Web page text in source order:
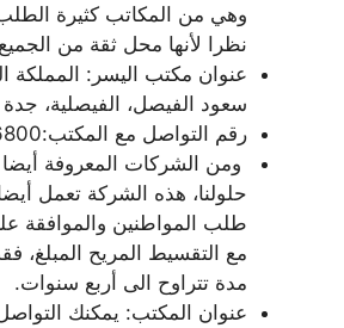
وهي من المكاتب كثيرة
نظرا لأنها محل ثقة من
عنوان مكتب اليسر: المملكة
سعود الفيصل، الفيصلية، جدة ٢٣٤٤١.
رقم التواصل مع المكتب:9660711116800
ومن الشركات المعروفة
حلولنا، هذه الشركة تعمل
طلب المواطنين والموافقة
مع التقسيط المريح المبلغ،
مدة تتراوح الى أربع سنوات.
عنوان المكتب: يمكنك